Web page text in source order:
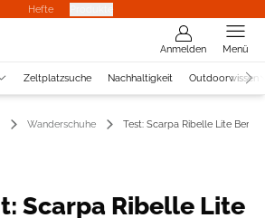
Hefte
Anmelden Menü
Zeltplatzsuche Nachhaltigkeit Outdoorwissen
Wanderschuhe Test: Scarpa Ribelle Lite
Scarpa Ribelle Lite